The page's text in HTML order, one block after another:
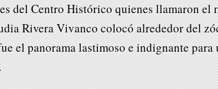
del Centro Histórico quienes llamaron el
Rivera Vivanco colocó alrededor del
el panorama lastimoso e indignante para